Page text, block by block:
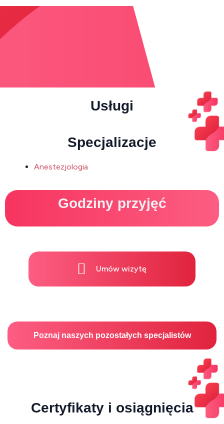
Usługi
Specjalizacje
Anestezjologia
Godziny przyjęć
Umów wizytę
Poznaj naszych pozostałych specjalistów
Certyfikaty i osiągnięcia